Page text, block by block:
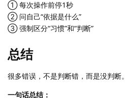
① 每次操作前停1秒
② 问自己“依据是什么”
③ 强制区分“习惯”和“判断”
总结
很多错误，不是判断错，而是没判断。
一句话总结：